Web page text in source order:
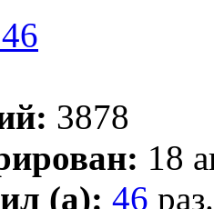
3878
18
(а): 46 раз.